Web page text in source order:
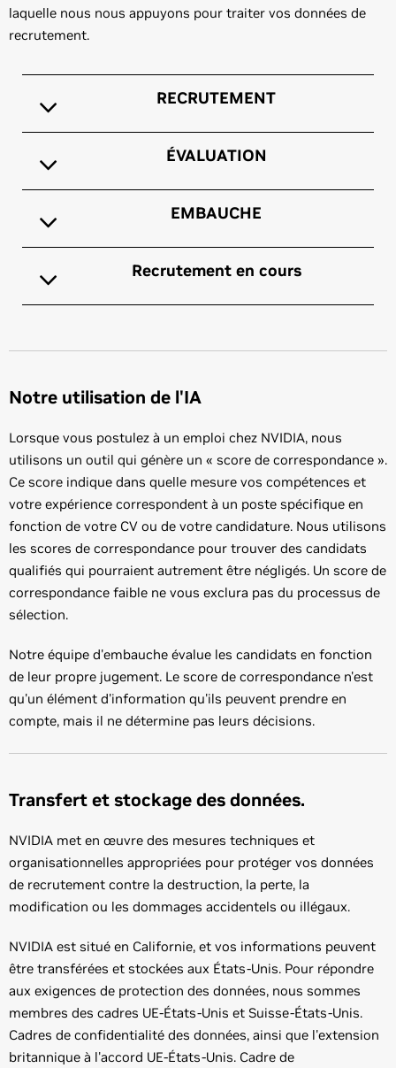
laquelle nous nous appuyons pour traiter vos données de
recrutement.
RECRUTEMENT
ÉVALUATION
EMBAUCHE
Recrutement en cours
Notre utilisation de l'IA
Lorsque vous postulez à un emploi chez NVIDIA, nous
utilisons un outil qui génère un « score de correspondance ».
Ce score indique dans quelle mesure vos compétences et
votre expérience correspondent à un poste spécifique en
fonction de votre CV ou de votre candidature. Nous utilisons
les scores de correspondance pour trouver des candidats
qualifiés qui pourraient autrement être négligés. Un score de
correspondance faible ne vous exclura pas du processus de
sélection.
Notre équipe d'embauche évalue les candidats en fonction
de leur propre jugement. Le score de correspondance n'est
qu'un élément d'information qu'ils peuvent prendre en
compte, mais il ne détermine pas leurs décisions.
Transfert et stockage des données.
NVIDIA met en œuvre des mesures techniques et
organisationnelles appropriées pour protéger vos données
de recrutement contre la destruction, la perte, la
modification ou les dommages accidentels ou illégaux.
NVIDIA est situé en Californie, et vos informations peuvent
être transférées et stockées aux États-Unis. Pour répondre
aux exigences de protection des données, nous sommes
membres des cadres UE-États-Unis et Suisse-États-Unis.
Cadres de confidentialité des données, ainsi que l'extension
britannique à l'accord UE-États-Unis. Cadre de